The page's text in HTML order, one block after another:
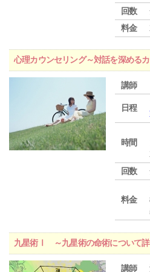
回数
料金
心理カウンセリング～対話を深める
講師
日程
時間
回数
料金
九星術Ⅰ ～九星術の命術について詳
講師